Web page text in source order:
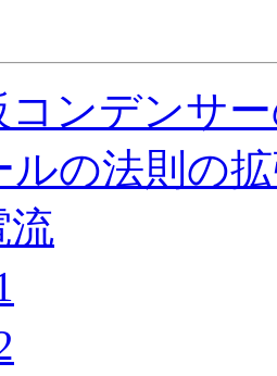
コンデンサ
ルの法則の
流